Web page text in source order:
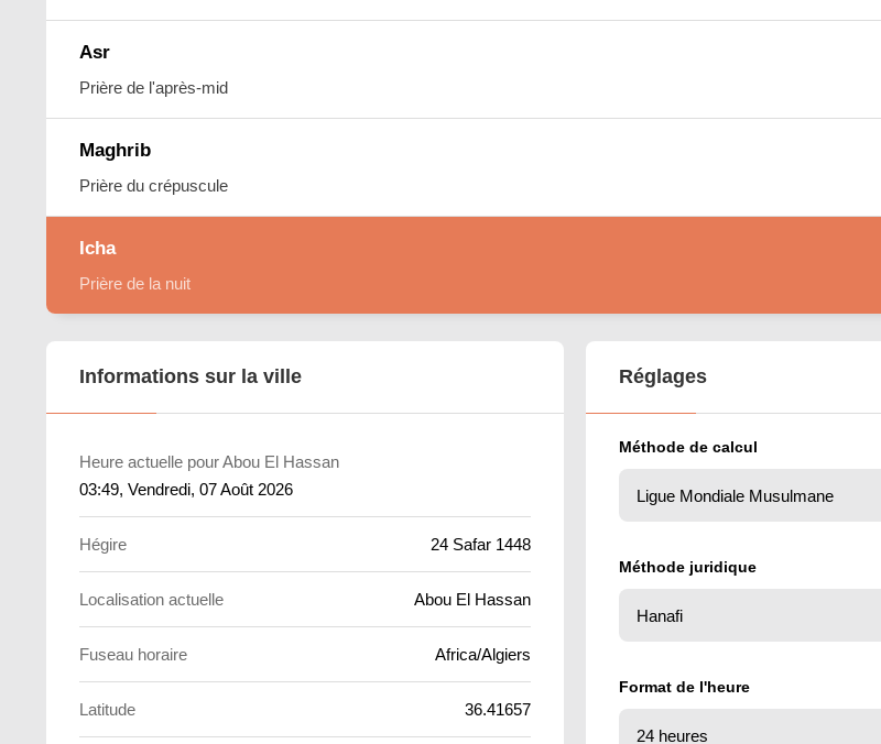
Asr
Prière de l'après-mid
Maghrib
Prière du crépuscule
Icha
Prière de la nuit
Informations sur la ville
Heure actuelle pour Abou El Hassan
03:49, Vendredi, 07 Août 2026
Hégire 24 Safar 1448
Localisation actuelle Abou El Hassan
Fuseau horaire Africa/Algiers
Latitude 36.41657
Réglages
Méthode de calcul
Méthode juridique
Format de l'heure